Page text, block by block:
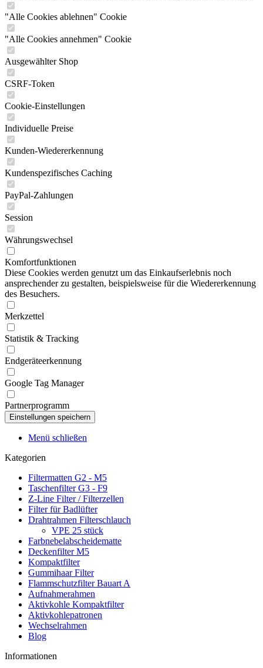
"Alle Cookies ablehnen" Cookie
"Alle Cookies annehmen" Cookie
Ausgewählter Shop
CSRF-Token
Cookie-Einstellungen
Individuelle Preise
Kunden-Wiedererkennung
Kundenspezifisches Caching
PayPal-Zahlungen
Session
Währungswechsel
Komfortfunktionen
Diese Cookies werden genutzt um das Einkaufserlebnis noch
ansprechender zu gestalten, beispielsweise für die Wiedererkennung
des Besuchers.
Merkzettel
Statistik & Tracking
Endgeräteerkennung
Google Tag Manager
Partnerprogramm
Menü schließen
Kategorien
Filtermatten G2 - M5
Taschenfilter G3 - F9
Z-Line Filter / Filterzellen
Filter für Badlüfter
Drahtrahmen Filterschlauch
VPE 25 stück
Farbnebelabscheidematte
Deckenfilter M5
Kompaktfilter
Gummihaar Filter
Flammschutzfilter Bauart A
Aufnahmerahmen
Aktivkohle Kompaktfilter
Aktivkohlepatronen
Wechselrahmen
Blog
Informationen